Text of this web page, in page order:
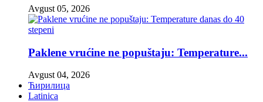
Avgust 05, 2026
Paklene vrućine ne popuštaju: Temperature...
Avgust 04, 2026
Ћирилица
Latinica